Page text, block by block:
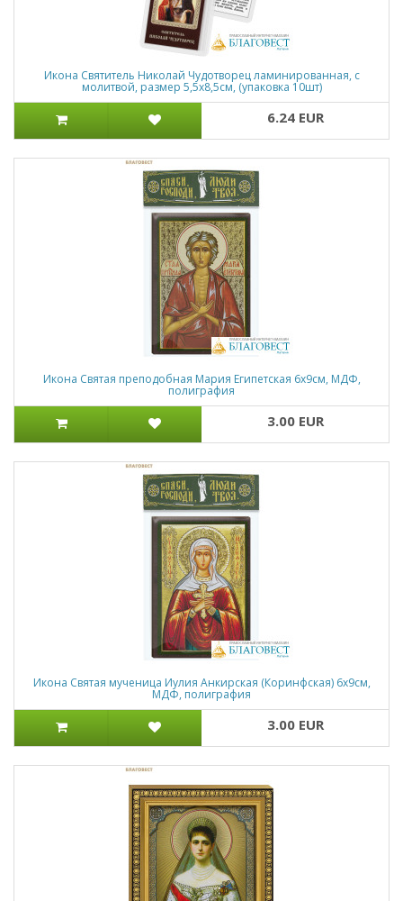
Икона Святитель Николай Чудотворец ламинированная, с
молитвой, размер 5,5х8,5см, (упаковка 10шт)
6.24 EUR
Икона Святая преподобная Мария Египетская 6х9см, МДФ,
полиграфия
3.00 EUR
Икона Святая мученица Иулия Анкирская (Коринфская) 6х9см,
МДФ, полиграфия
3.00 EUR